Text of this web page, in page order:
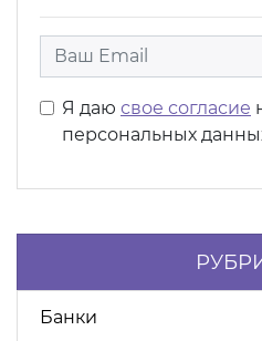
Я даю свое согласие
персональных
Банки